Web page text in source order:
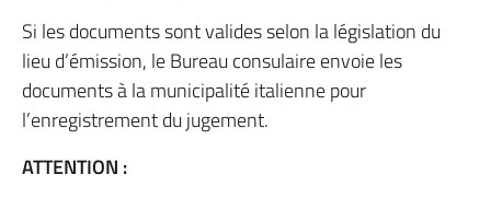
Si les documents sont valides selon la législation du
lieu d’émission, le Bureau consulaire envoie les
documents à la municipalité italienne pour
l’enregistrement du jugement.
ATTENTION :